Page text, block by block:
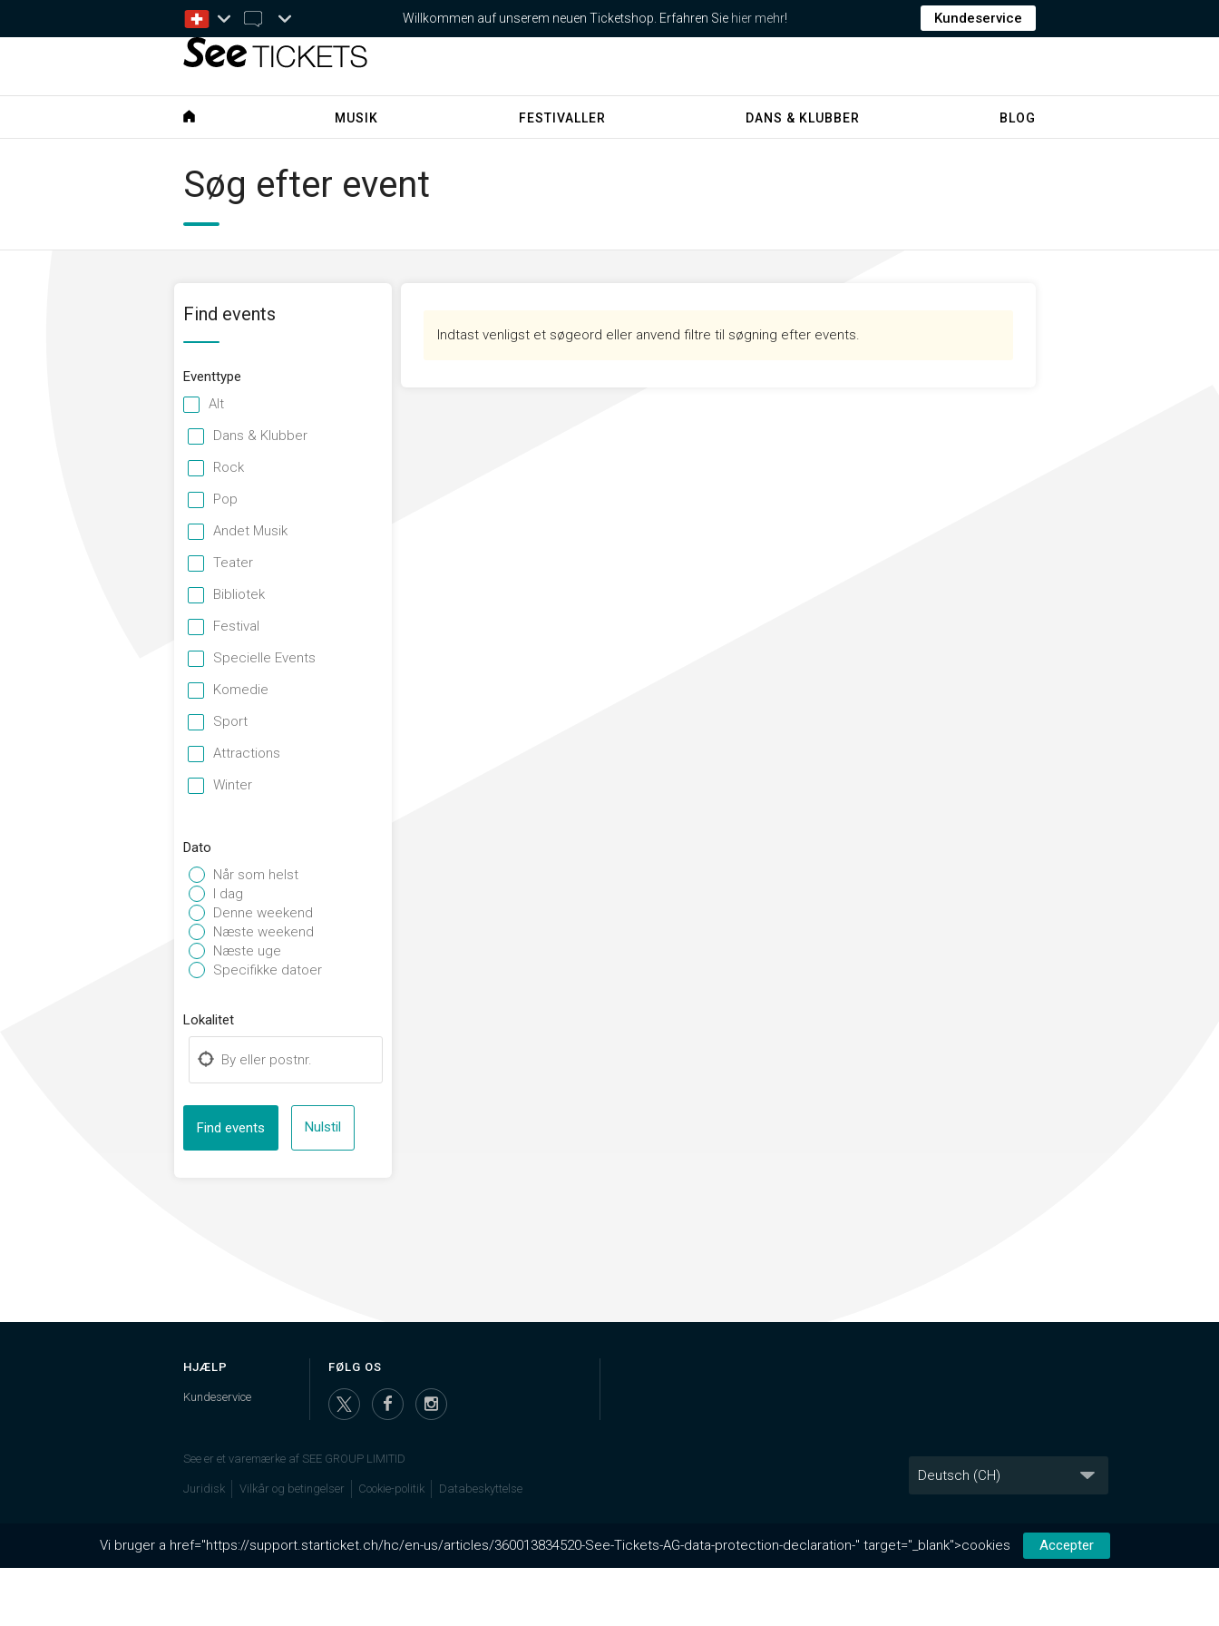
Willkommen auf unserem neuen Ticketshop. Erfahren Sie hier mehr! Kundeservice
MUSIK FESTIVALLER DANS & KLUBBER BLOG
Søg efter event
Find events
Eventtype
Alt
Dans & Klubber
Rock
Pop
Andet Musik
Teater
Bibliotek
Festival
Specielle Events
Komedie
Sport
Attractions
Winter
Dato
Når som helst
I dag
Denne weekend
Næste weekend
Næste uge
Specifikke datoer
Lokalitet
Nulstil
Indtast venligst et søgeord eller anvend filtre til søgning efter events.
HJÆLP
Kundeservice
FØLG OS
See er et varemærke af SEE GROUP LIMITID
Juridisk Vilkår og betingelser Cookie-politik Databeskyttelse
Vi bruger a href="https://support.starticket.ch/hc/en-us/articles/360013834520-See-Tickets-AG-data-protection-declaration-" target="_blank">cookies Accepter